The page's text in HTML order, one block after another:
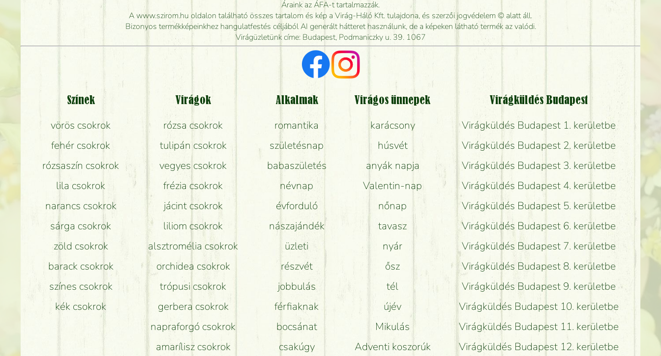
Mennyire gyorsan tudják elkészíteni a csokrot, és mikor tudják leghamarabb kiszállítani?
Vörös rózsát keresek, van önöknél?
Milyen visszajelzést kapok a virágküldésről?
Tényleg azt kapom, ami a képen van?
Mit kell tudni a virágcsokrok szállításáról?
Hogy marad a lehető legtovább friss a csokor?
Tudok adventi koszorút vásárolni boltban?
Áraink az ÁFA-t tartalmazzák.
A www.szirom.hu oldalon található összes tartalom és kép a Virág-Háló Kft. tulajdona, és szerzői jogvédelem © alatt áll.
Bizonyos termékképeinkhez hangulatfestés céljából AI generált hátteret használunk, de a képeken látható termék az valódi.
Virágüzletünk címe: Budapest, Podmaniczky u. 39. 1067
Színek
vörös csokrok
fehér csokrok
rózsaszín csokrok
lila csokrok
narancs csokrok
sárga csokrok
zöld csokrok
barack csokrok
színes csokrok
kék csokrok
Virágok
rózsa csokrok
tulipán csokrok
vegyes csokrok
frézia csokrok
jácint csokrok
liliom csokrok
alsztromélia csokrok
orchidea csokrok
trópusi csokrok
gerbera csokrok
napraforgó csokrok
amarílisz csokrok
Alkalmak
romantika
születésnap
babaszületés
névnap
évforduló
nászajándék
üzleti
részvét
jobbulás
férfiaknak
bocsánat
csakúgy
Virágos ünnepek
karácsony
húsvét
anyák napja
Valentin-nap
nőnap
tavasz
nyár
ősz
tél
újév
Mikulás
Adventi koszorúk
Virágküldés Budapest
Virágküldés Budapest 1. kerületbe
Virágküldés Budapest 2. kerületbe
Virágküldés Budapest 3. kerületbe
Virágküldés Budapest 4. kerületbe
Virágküldés Budapest 5. kerületbe
Virágküldés Budapest 6. kerületbe
Virágküldés Budapest 7. kerületbe
Virágküldés Budapest 8. kerületbe
Virágküldés Budapest 9. kerületbe
Virágküldés Budapest 10. kerületbe
Virágküldés Budapest 11. kerületbe
Virágküldés Budapest 12. kerületbe